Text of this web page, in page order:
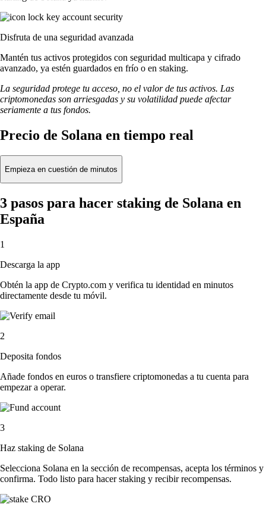
Disfruta de una seguridad avanzada
Mantén tus activos protegidos con seguridad multicapa y cifrado
avanzado, ya estén guardados en frío o en staking.
La seguridad protege tu acceso, no el valor de tus activos. Las
criptomonedas son arriesgadas y su volatilidad puede afectar
seriamente a tus fondos.
Precio de Solana en tiempo real
Empieza en cuestión de minutos
3 pasos para hacer staking de Solana en
España
1
Descarga la app
Obtén la app de Crypto.com y verifica tu identidad en minutos
directamente desde tu móvil.
2
Deposita fondos
Añade fondos en euros o transfiere criptomonedas a tu cuenta para
empezar a operar.
3
Haz staking de Solana
Selecciona Solana en la sección de recompensas, acepta los términos y
confirma. Todo listo para hacer staking y recibir recompensas.